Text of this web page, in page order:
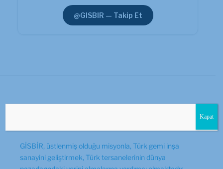
@GISBIR — Takip Et
GİSBİR, üstlenmiş olduğu misyonla, Türk gemi inşa
sanayini geliştirmek, Türk tersanelerinin dünya
Kapat